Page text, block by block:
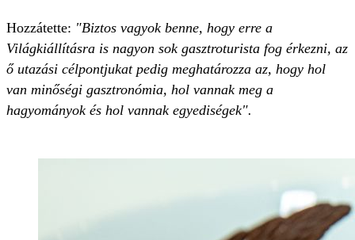
Hozzátette: "Biztos vagyok benne, hogy erre a
Világkiállításra is nagyon sok gasztroturista fog érkezni, az
ő utazási célpontjukat pedig meghatározza az, hogy hol
van minőségi gasztronómia, hol vannak meg a
hagyományok és hol vannak egyediségek".